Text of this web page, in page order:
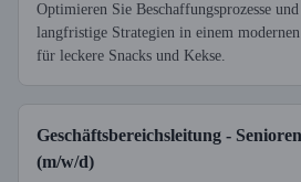
Optimieren Sie Beschaffungsprozesse
langfristige Strategien in einem
für leckere Snacks und Kekse.
Geschäftsbereichsleitung -
(m/w/d)